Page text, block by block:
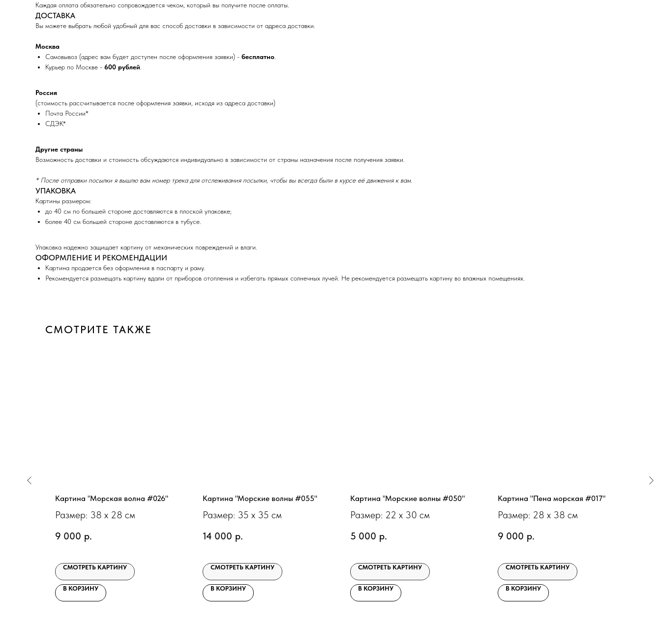
Каждая оплата обязательно сопровождается чеком, который вы получите после оплаты.
ДОСТАВКА
Вы можете выбрать любой удобный для вас способ доставки в зависимости от адреса доставки.
Москва
Самовывоз (адрес вам будет доступен после оформления заявки) - бесплатно
Курьер по Москве - 600 рублей
Россия
(стоимость рассчитывается после оформления заявки, исходя из адреса доставки)
Почта России*
СДЭК*
Другие страны
Возможность доставки и стоимость обсуждаются индивидуально в зависимости от страны назначения после получения заявки.
* После отправки посылки я вышлю вам номер трека для отслеживания посылки, чтобы вы всегда были в курсе её движения к вам.
УПАКОВКА
Картины размером:
до 40 см по большей стороне доставляются в плоской упаковке;
более 40 см большей стороне доставляются в тубусе.
Упаковка надежно защищает картину от механических повреждений и влаги.
ОФОРМЛЕНИЕ И РЕКОМЕНДАЦИИ
Картина продается без оформления в паспарту и раму.
Рекомендуется размещать картину вдали от приборов отопления и избегать прямых солнечных лучей. Не рекомендуется размещать картину во влажных помещениях.
СМОТРИТЕ ТАКЖЕ
Картина "Морская волна #026"
Размер: 38 х 28 см
9 000 р.
СМОТРЕТЬ КАРТИНУ
В КОРЗИНУ
Картина "Морские волны #055"
Размер: 35 х 35 см
14 000 р.
СМОТРЕТЬ КАРТИНУ
В КОРЗИНУ
Картина "Морские волны #050"
Размер: 22 х 30 см
5 000 р.
СМОТРЕТЬ КАРТИНУ
В КОРЗИНУ
Картина "Пена морская #017"
Размер: 28 х 38 см
9 000 р.
СМОТРЕТЬ КАРТИНУ
В КОРЗИНУ